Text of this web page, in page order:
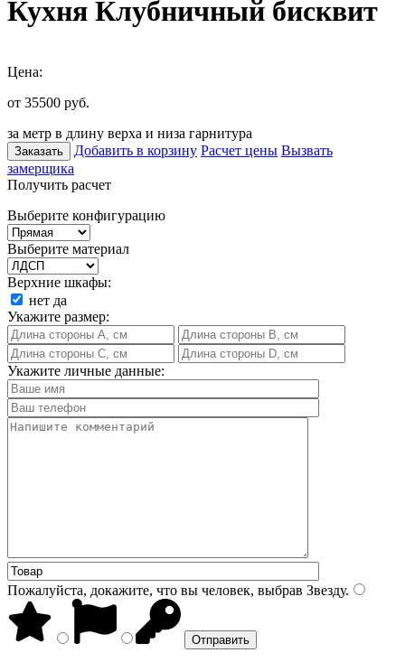
Кухня Клубничный бисквит
Цена:
от 35500 руб.
за метр в длину верха и низа гарнитура
Заказать Добавить в корзину Расчет цены Вызвать
замерщика
Получить расчет
Выберите конфигурацию
Выберите материал
Верхние шкафы:
нет да
Укажите размер:
Укажите личные данные:
Пожалуйста, докажите, что вы человек, выбрав Звезду.